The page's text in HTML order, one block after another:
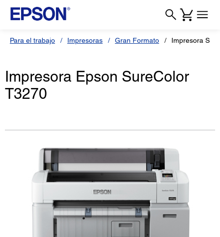
Para el trabajo Impresoras Gran Formato Impresora
Impresora Epson SureColor
T3270